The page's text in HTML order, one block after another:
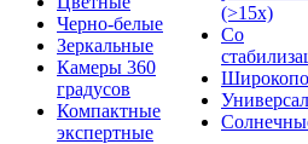
Черно-белые
Зеркальные
Камеры 360
градусов
Компактные
экспертные
(>15x)
Со